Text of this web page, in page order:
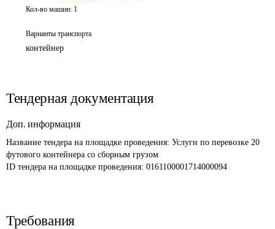
Кол-во машин: 1
Варианты транспорта
контейнер
Тендерная документация
Доп. информация
Название тендера на площадке проведения: Услуги по перевозке 20
футового контейнера со сборным грузом
ID тендера на площадке проведения: 0161100001714000094
Требования